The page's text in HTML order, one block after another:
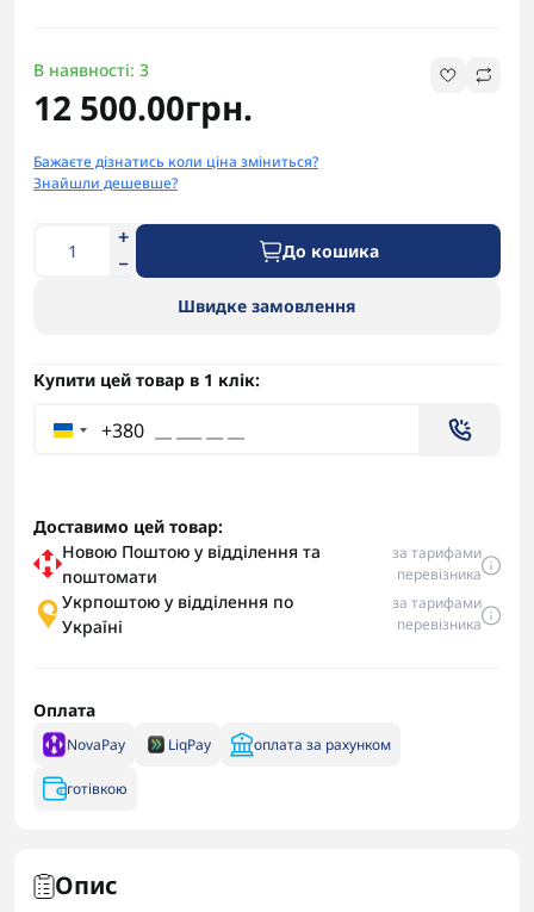
В наявності: 3
12 500.00грн.
Бажаєте дізнатись коли ціна зміниться?
Знайшли дешевше?
До кошика
Швидке замовлення
Купити цей товар в 1 клік:
+380
Доставимо цей товар:
Новою Поштою у відділення та
поштомати
за тарифами
перевізника
Укрпоштою у відділення по
Україні
за тарифами
перевізника
Оплата
NovaPay LiqPay оплата за рахунком
готівкою
Опис